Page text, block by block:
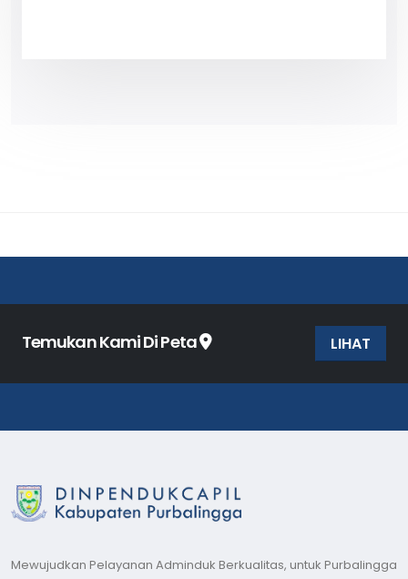
Temukan Kami Di Peta LIHAT
Mewujudkan Pelayanan Adminduk Berkualitas, untuk Purbalingga